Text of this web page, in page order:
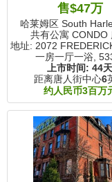
售$47万
哈莱姆区 South
共有公寓 CONDO
地址: 2072
一房一厅一浴,
上市时间: 44天
距离唐人街中心6
约人民币3百万